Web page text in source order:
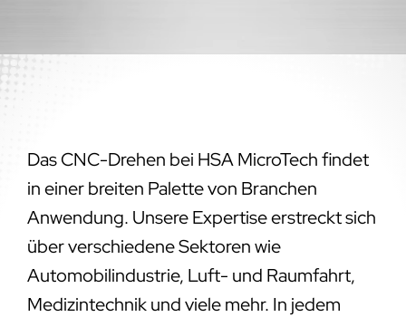
Das CNC-Drehen bei HSA MicroTech findet
in einer breiten Palette von Branchen
Anwendung. Unsere Expertise erstreckt sich
über verschiedene Sektoren wie
Automobilindustrie, Luft- und Raumfahrt,
Medizintechnik und viele mehr. In jedem